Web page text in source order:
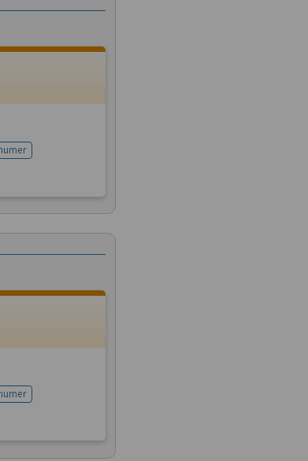
do rejestracji
do rejestracji